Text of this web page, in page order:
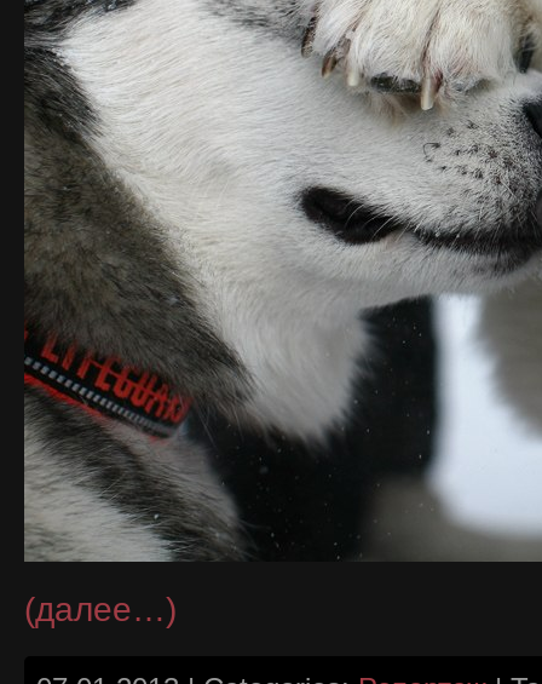
(далее…)